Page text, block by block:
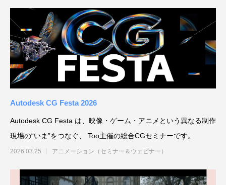
補改訂版』発売記念セミナー
2026.04.15 2026.03.25
アニマル・モデリング 動物造形解剖学 増
2026.04.15
Autodesk CG Festa
2026.03.25
閃光のハサウェイ キルケーの魔女』 重厚
な映像表現を支えた3DCG制作の舞台裏 –
Autodesk CG Festa 2026
2026.07.14
ー30年の歩みと新
Autodesk CG Festa
バーコネクトツー）
2026.07.13
東京ゲームショウ 2025 出展レポート
2025.10.20
『ARMORED
制作ワークフロー
2024.04.24
督ふたりが語る、誕生秘話とネコ表現のこ
だわり【インタビュー】
2020.06.18
ジオコロリド初と
た、“デジタル作画”
2018.08.17
Autodesk CG Festa 2026
Autodesk CG Festa は、映像・ゲーム・アニメという異なる制作
現場の“いま”をつなぐ、 Too主催の総合CGセミナーです。
2026.03.25 アニメーション（セミナー＆ウェビナー）